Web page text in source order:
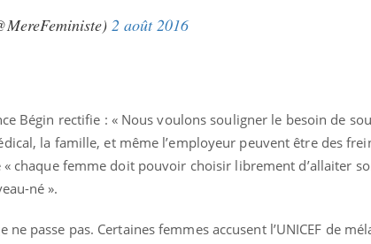
2 août 2016
Bégin rectifie : « Nous voulons souligner le besoin de
la famille, et même l’employeur peuvent être des
« chaque femme doit pouvoir choisir librement d’allaiter
né ».
ne passe pas. Certaines femmes accusent l’UNICEF de